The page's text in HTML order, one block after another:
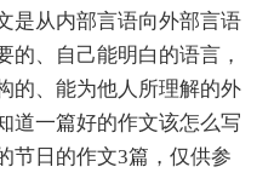
是从内部言语向外部言语
的、自己能明白的语言，
的、能为他人所理解的外
道一篇好的作文该怎么写
节日的作文3篇，仅供参